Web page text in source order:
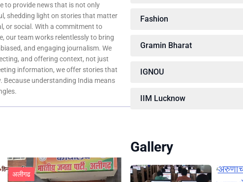
to provide news that is not only
shedding light on stories that matter
or social. With a commitment to
our team works relentlessly to bring
and engaging journalism. We
and offering context, not just
information, we offer stories that
Because understanding India means
अलीगढ
Fashion
Gramin Bharat
IGNOU
IIM Lucknow
Gallery